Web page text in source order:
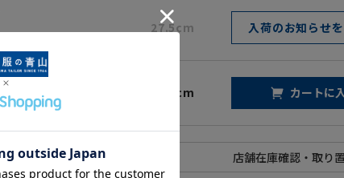
27.5cm 入荷のお知らせ
28.0cm カートに